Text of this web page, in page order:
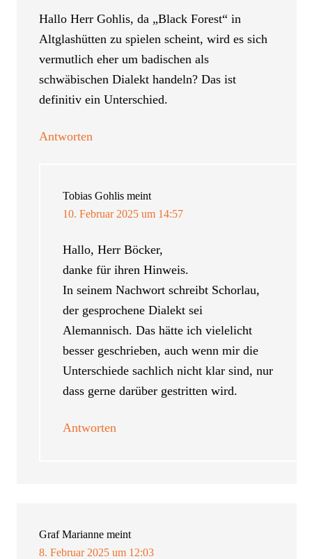
Hallo Herr Gohlis, da „Black Forest“ in
Altglashütten zu spielen scheint, wird es sich
vermutlich eher um badischen als
schwäbischen Dialekt handeln? Das ist
definitiv ein Unterschied.
Antworten
Tobias Gohlis meint
10. Februar 2025 um 14:57
Hallo, Herr Böcker,
danke für ihren Hinweis.
In seinem Nachwort schreibt Schorlau,
der gesprochene Dialekt sei
Alemannisch. Das hätte ich vielelicht
besser geschrieben, auch wenn mir die
Unterschiede sachlich nicht klar sind, nur
dass gerne darüber gestritten wird.
Antworten
Graf Marianne meint
8. Februar 2025 um 12:03